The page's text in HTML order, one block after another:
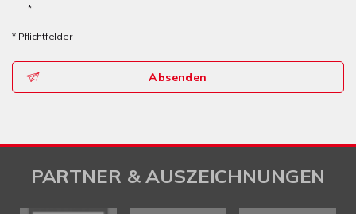
*
* Pflichtfelder
Absenden
PARTNER & AUSZEICHNUNGEN